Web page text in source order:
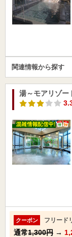
関連情報から探す
湯～モアリゾー
クーポン フリード
通常1,300円 →